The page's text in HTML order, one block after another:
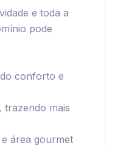
e toda a
pode
conforto e
trazendo mais
área gourmet